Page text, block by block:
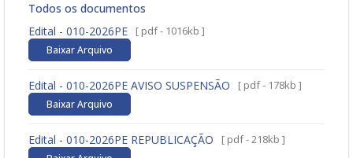
Todos os documentos
Edital - 010-2026PE
[ pdf - 1016kb ]
Baixar Arquivo
Edital - 010-2026PE AVISO SUSPENSÃO [ pdf - 178kb ]
Baixar Arquivo
Edital - 010-2026PE REPUBLICAÇÃO [ pdf - 218kb ]